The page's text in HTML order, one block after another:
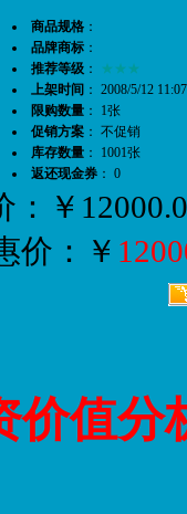
商品规格 ：
品牌商标 ：
推荐等级 ：
★★★
上架时间 ： 2008/5/12
限购数量 ： 1张
促销方案 ： 不促销
库存数量 ： 1001张
返还现金券 ： 0
：￥
价：￥
价值分